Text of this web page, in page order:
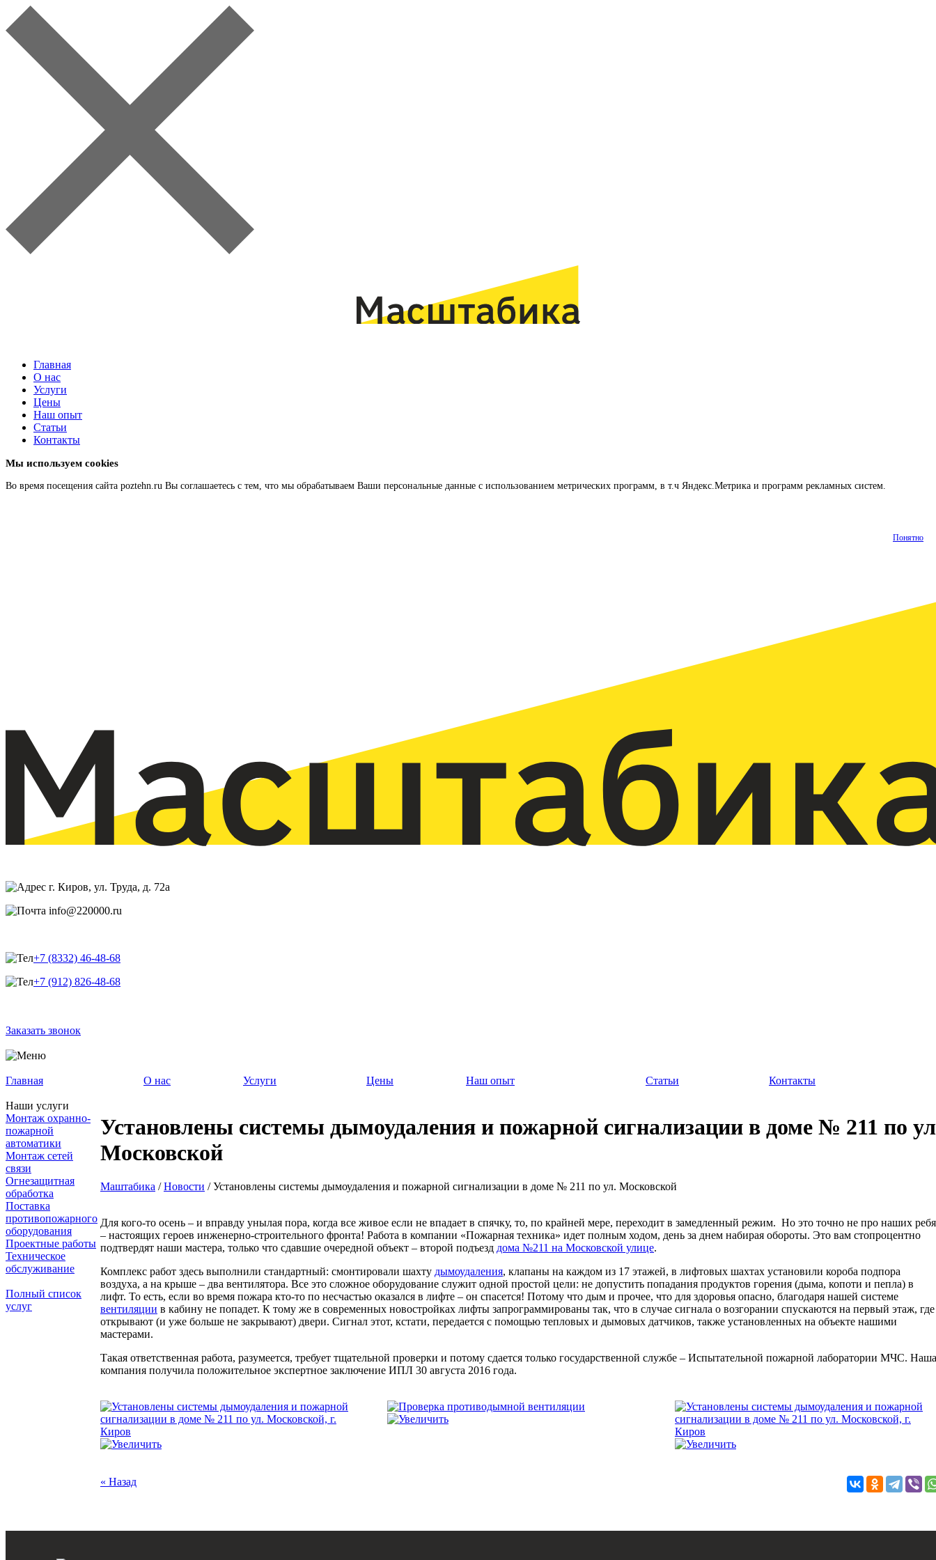
Главная
О нас
Услуги
Цены
Наш опыт
Статьи
Контакты
Мы используем cookies
Во время посещения сайта poztehn.ru Вы соглашаетесь с тем, что мы обрабатываем Ваши персональные данные с использованием метрических программ, в т.ч Яндекс.Метрика и программ рекламных систем.
Понятно
г. Киров, ул. Труда, д. 72а
info@220000.ru
+7 (8332) 46-48-68
+7 (912) 826-48-68
Заказать звонок
Главная О нас Услуги Цены Наш опыт Статьи Контакты
Наши услуги
Монтаж охранно-
пожарной
автоматики
Монтаж сетей
связи
Огнезащитная
обработка
Поставка
противопожарного
оборудования
Проектные работы
Техническое
обслуживание
Полный список
услуг
Установлены системы дымоудаления и пожарной сигнализации в доме № 211 по
Московской
Маштабика / Новости /Установлены системы дымоудаления и пожарной сигнализации в доме № 211 по ул. Московской
Для кого-то осень – и вправду унылая пора, когда все живое если не впадает в спячку, то, по крайней мере, переходит в замедленный режим. Но это точно не про наших
– настоящих героев инженерно-строительного фронта! Работа в компании «Пожарная техника» идет полным ходом, день за днем набирая обороты. Это вам стопроцентно
подтвердят наши мастера, только что сдавшие очередной объект – второй подъезд дома №211 на Московской улице.
Комплекс работ здесь выполнили стандартный: смонтировали шахту дымоудаления, клапаны на каждом из 17 этажей, в лифтовых шахтах установили короба подпора
воздуха, а на крыше – два вентилятора. Все это сложное оборудование служит одной простой цели: не допустить попадания продуктов горения (дыма, копоти и пепла) в
лифт. То есть, если во время пожара кто-то по несчастью оказался в лифте – он спасется! Потому что дым и прочее, что для здоровья опасно, благодаря нашей системе
вентиляции в кабину не попадет. К тому же в современных новостройках лифты запрограммированы так, что в случае сигнала о возгорании спускаются на первый этаж, где
открывают (и уже больше не закрывают) двери. Сигнал этот, кстати, передается с помощью тепловых и дымовых датчиков, также установленных на объекте нашими
мастерами.
Такая ответственная работа, разумеется, требует тщательной проверки и потому сдается только государственной службе – Испытательной пожарной лаборатории МЧС. Наша
компания получила положительное экспертное заключение ИПЛ 30 августа 2016 года.
« Назад